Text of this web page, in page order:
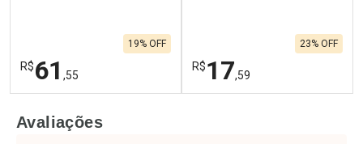
R$61 ,55
19% OFF
R$17,59
23% OFF
Avaliações